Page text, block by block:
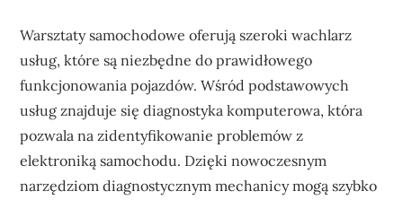
Warsztaty samochodowe oferują szeroki wachlarz
usług, które są niezbędne do prawidłowego
funkcjonowania pojazdów. Wśród podstawowych
usług znajduje się diagnostyka komputerowa, która
pozwala na zidentyfikowanie problemów z
elektroniką samochodu. Dzięki nowoczesnym
narzędziom diagnostycznym mechanicy mogą szybko